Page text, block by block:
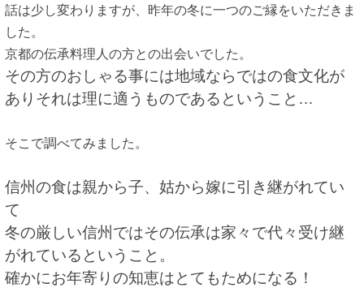
話は少し変わりますが、昨年の冬に一つのご縁をいただきま
した。
京都の伝承料理人の方との出会いでした。
その方のおしゃる事には地域ならではの食文化が
ありそれは理に適うものであるということ…
そこで調べてみました。
信州の食は親から子、姑から嫁に引き継がれてい
て
冬の厳しい信州ではその伝承は家々で代々受け継
がれているということ。
確かにお年寄りの知恵はとてもためになる！